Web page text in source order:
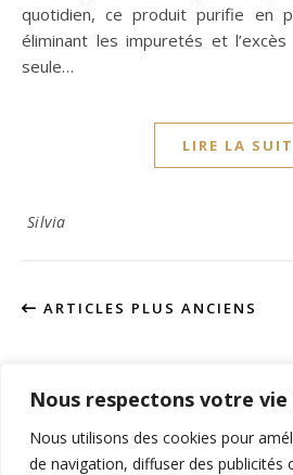
Nous respectons votre vie
Nous utilisons des cookies pour
de navigation, diffuser des publicités
quotidien, ce produit purifie en
éliminant les impuretés et
seule…
LIRE LA
Silvia
ARTICLES PLUS ANCIENS